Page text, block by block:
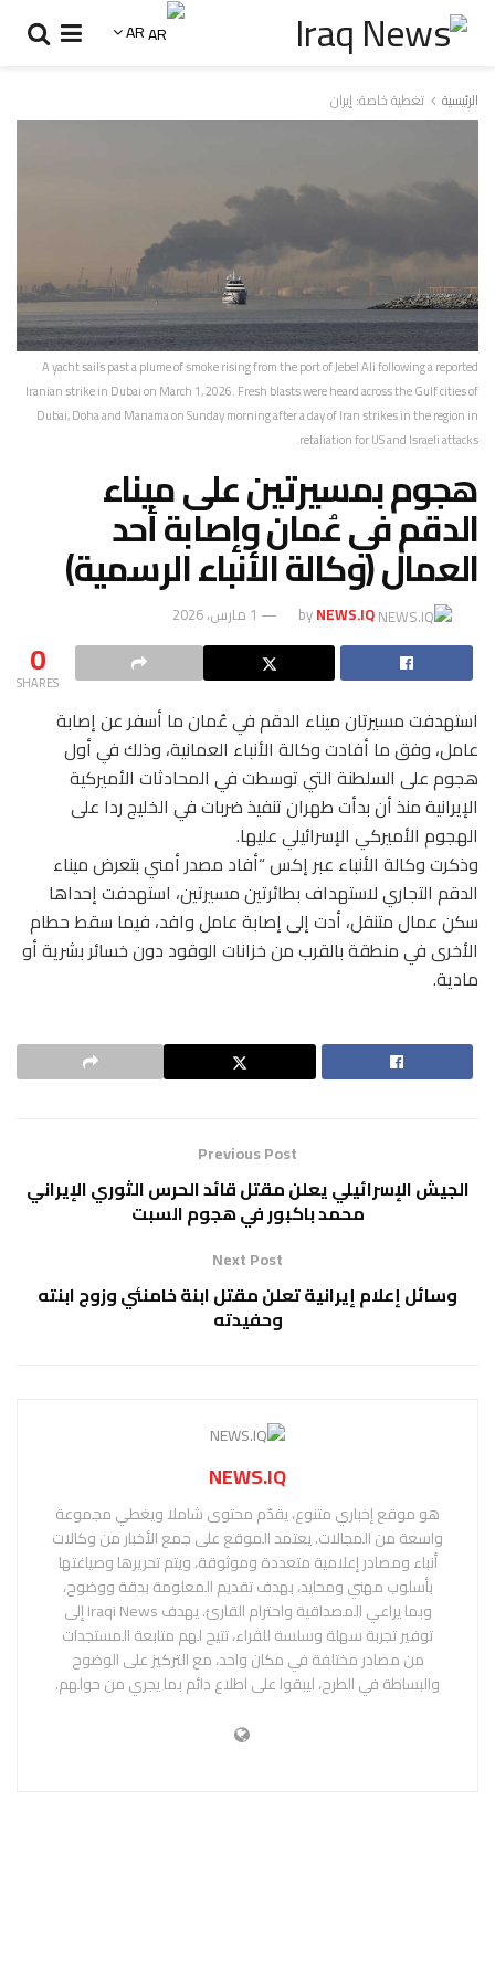
AR
الرئيسية تغطية خاصة: إيران
A yacht sails past a plume of smoke rising from the port of Jebel Ali following a reported
Iranian strike in Dubai on March 1, 2026. Fresh blasts were heard across the Gulf cities of
Dubai, Doha and Manama on Sunday morning after a day of Iran strikes in the region in
retaliation for US and Israeli attacks.
هجوم بمسيرتين على ميناء
الدقم في عُمان وإصابة أحد
العمال (وكالة الأنباء الرسمية)
byNEWS.IQ 1 مارس، 2026
0
SHARES
استهدفت مسيرتان ميناء الدقم في عُمان ما أسفر عن إصابة
عامل، وفق ما أفادت وكالة الأنباء العمانية، وذلك في أول
هجوم على السلطنة التي توسطت في المحادثات الأميركية
الإيرانية منذ أن بدأت طهران تنفيذ ضربات في الخليج ردا على
الهجوم الأميركي الإسرائيلي عليها.
وذكرت وكالة الأنباء عبر إكس “أفاد مصدر أمني بتعرض ميناء
الدقم التجاري لاستهداف بطائرتين مسيرتين، استهدفت إحداها
سكن عمال متنقل، أدت إلى إصابة عامل وافد، فيما سقط حطام
الأخرى في منطقة بالقرب من خزانات الوقود دون خسائر بشرية أو
مادية.
Previous Post
الجيش الإسرائيلي يعلن مقتل قائد الحرس الثوري الإيراني
محمد باكبور في هجوم السبت
Next Post
وسائل إعلام إيرانية تعلن مقتل ابنة خامنئي وزوج ابنته
وحفيدته
NEWS.IQ
هو موقع إخباري متنوع، يقدّم محتوى شاملا ويغطي مجموعة
واسعة من المجالات. يعتمد الموقع على جمع الأخبار من وكالات
أنباء ومصادر إعلامية متعددة وموثوقة، ويتم تحريرها وصياغتها
بأسلوب مهني ومحايد، بهدف تقديم المعلومة بدقة ووضوح،
وبما يراعي المصداقية واحترام القارئ. يهدف Iraqi News إلى
توفير تجربة سهلة وسلسة للقراء، تتيح لهم متابعة المستجدات
من مصادر مختلفة في مكان واحد، مع التركيز على الوضوح
والبساطة في الطرح، ليبقوا على اطلاع دائم بما يجري من حولهم.